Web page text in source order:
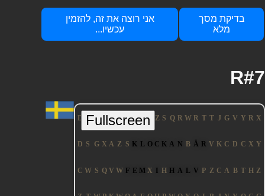
בדיקת מסך
מלא
אני רוצה את זה, להזמין
עכשיו...
R#7